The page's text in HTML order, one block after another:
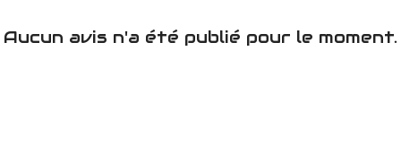
Aucun avis n'a été publié pour le moment.